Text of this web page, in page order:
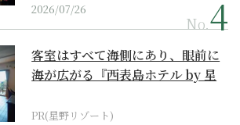
2026/07/26
No.
客室はすべて海側にあり、眼前に
海が広がる『西表島ホテル by 星
PR(星野リゾート)